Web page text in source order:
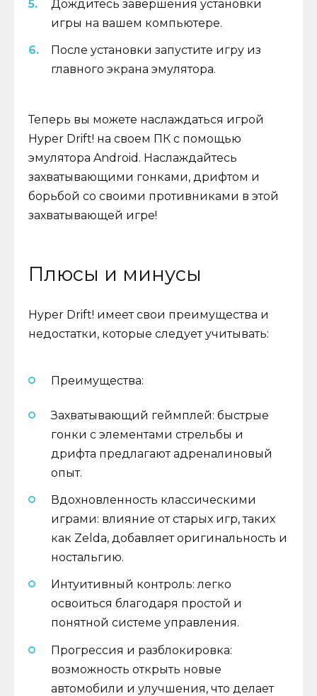
Дождитесь завершения установки
игры на вашем компьютере.
После установки запустите игру из
главного экрана эмулятора.
Теперь вы можете наслаждаться игрой
Hyper Drift! на своем ПК с помощью
эмулятора Android. Наслаждайтесь
захватывающими гонками, дрифтом и
борьбой со своими противниками в этой
захватывающей игре!
Плюсы и минусы
Hyper Drift! имеет свои преимущества и
недостатки, которые следует учитывать:
Преимущества:
Захватывающий геймплей: быстрые
гонки с элементами стрельбы и
дрифта предлагают адреналиновый
опыт.
Вдохновленность классическими
играми: влияние от старых игр, таких
как Zelda, добавляет оригинальность и
ностальгию.
Интуитивный контроль: легко
освоиться благодаря простой и
понятной системе управления.
Прогрессия и разблокировка:
возможность открыть новые
автомобили и улучшения, что делает